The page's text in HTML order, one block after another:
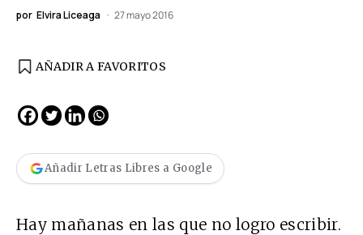
por Elvira Liceaga 27 mayo 2016
AÑADIR A FAVORITOS
Añadir Letras Libres a Google
Hay mañanas en las que no logro escribir.